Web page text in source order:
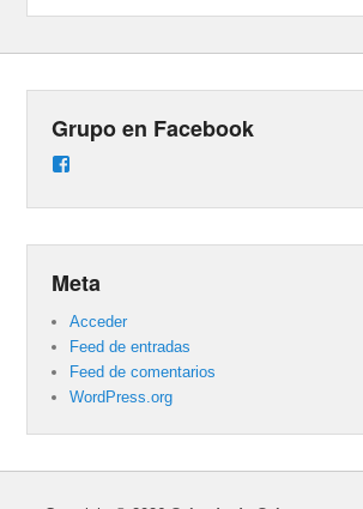
Grupo en Facebook
Meta
Acceder
Feed de entradas
Feed de comentarios
WordPress.org